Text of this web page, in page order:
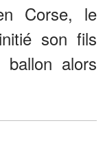
Corse, le
son fils
alors